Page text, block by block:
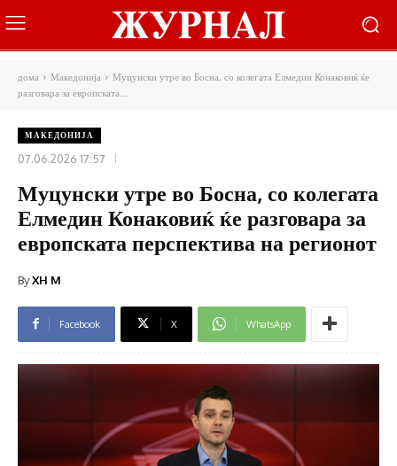
дома Македонија
Муцунски утре во Босна, со колегата Елмедин Конаковиќ ќе
разговара за европската...
МАКЕДОНИЈА
07.06.2026 17:57
Муцунски утре во Босна, со колегата
Елмедин Конаковиќ ќе разговара за
европската перспектива на регионот
ByXH M
Facebook X WhatsApp